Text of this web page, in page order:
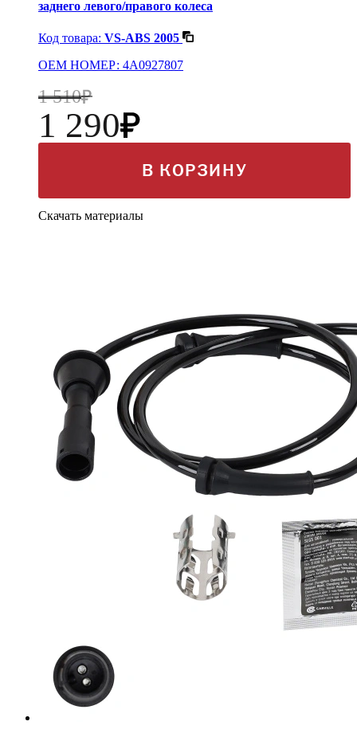
заднего левого/правого колеса
Код товара: VS-ABS 2005
OEM НОМЕР: 4A0927807
1 510
1 290
В КОРЗИНУ
Скачать материалы